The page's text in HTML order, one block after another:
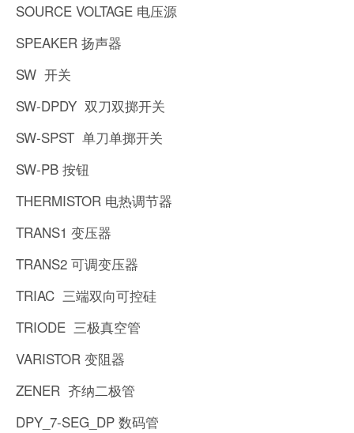
SOURCE VOLTAGE 电压源
SPEAKER 扬声器
SW 开关
SW-DPDY 双刀双掷开关
SW-SPST 单刀单掷开关
SW-PB 按钮
THERMISTOR 电热调节器
TRANS1 变压器
TRANS2 可调变压器
TRIAC 三端双向可控硅
TRIODE 三极真空管
VARISTOR 变阻器
ZENER 齐纳二极管
DPY_7-SEG_DP 数码管